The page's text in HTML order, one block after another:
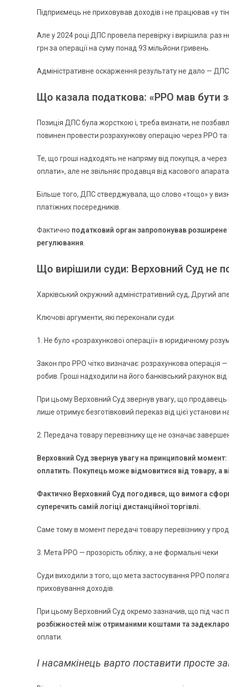
Підприємець не приховував доходів і не працював «у
Але у 2024 році ДПС провела перевірку і вирішила:
грн за операції на суму понад 93 мільйони гривень.
Адміністративне оскарження результату не дало —
Що казала податкова: «РРО мав бути
Позиція ДПС була жорсткою і, треба визнати, не
повинен провести розрахункову операцію через РРО
Те, що гроші надходять не напряму від покупця, а
оплати», але не звільняє продавця від касового
Більше того, ДПС стверджувала, що слово «тощо» у
платіжних посередників.
Фактично податковий орган запропонував
регулювання
Що вирішили суди: Верховний Суд не
Харківський окружний адміністративний суд, Другий
Ключові аргументи, які переконали суди:
1. Не було «розрахункової операції» в юридичному
Закон про РРО чітко визначає: розрахункова операція —
робив. Гроші надходили на його банківський рахунок
При цьому Верховний Суд звернув увагу, що продавець
лише отримує безготівковий переказ від цієї
2. Передача товару перевізнику ще не означає
Верховний Суд звернув увагу на принциповий
оплатить. Покупець може відмовитися від товару, а
Фактично Верховний Суд погодився, що вимога
суперечить самій логіці дистанційної торгівлі.
Саме тому в момент передачі товару перевізнику у
3. Мета РРО — прозорість обліку, а не формальні чеки
Суди виходили з того, що мета застосування РРО
приховування доходів.
При цьому Верховний Суд окремо зазначив, що під час
розбіжностей між отриманими коштами та
оплати.
І насамкінець варто поставити просте